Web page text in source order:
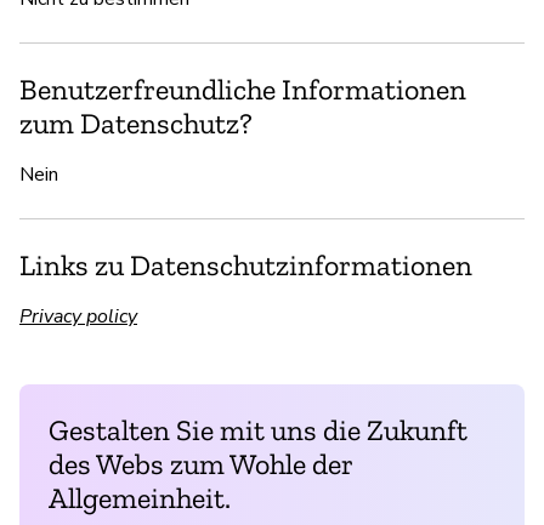
Benutzerfreundliche Informationen
zum Datenschutz?
Nein
Links zu Datenschutzinformationen
Privacy policy
Gestalten Sie mit uns die Zukunft
des Webs zum Wohle der
Allgemeinheit.